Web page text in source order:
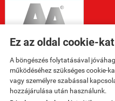
Ez az oldal cookie-
A böngészés folytatásával
működéséhez szükséges cookie-
vagy személyre szabással
hozzájárulása után használunk.